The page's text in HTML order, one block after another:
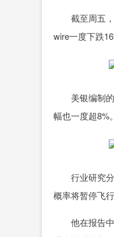
截至周五，
wire一度下跌
美银编制的
幅也一度超8%
行业研究分
概率将暂停飞
他在报告中